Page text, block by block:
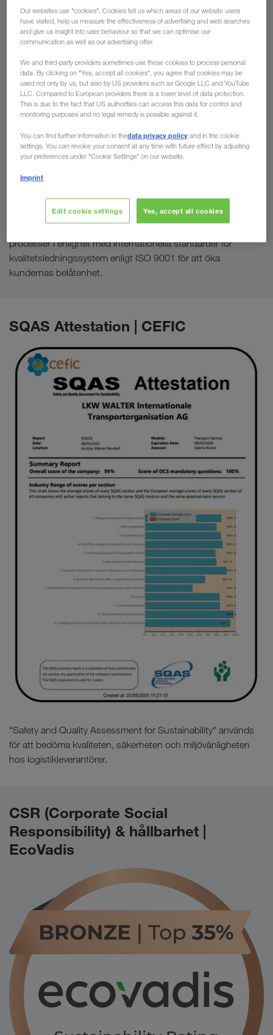
processer i enlighet med internationella standarder för
kvalitetsledningssystem enligt ISO 9001 för att öka
kundernas belåtenhet.
SQAS Attestation | CEFIC
"Safety and Quality Assessment for Sustainability" används
för att bedöma kvaliteten, säkerheten och miljövänligheten
hos logistikleverantörer.
CSR (Corporate Social
Responsibility) & hållbarhet |
EcoVadis
Our websites use "cookies". Cookies tell us which areas of our website users
have visited, help us measure the effectiveness of advertising and web searches
and give us insight into user behaviour so that we can optimise our
communication as well as our advertising offer.
We and third-party providers sometimes use these cookies to process personal
data. By clicking on "Yes, accept all cookies", you agree that cookies may be
used not only by us, but also by US providers such as Google LLC and YouTube
LLC. Compared to European providers there is a lower level of data protection.
This is due to the fact that US authorities can access this data for control and
monitoring purposes and no legal remedy is possible against it.
You can find further information in thedata privacy policy and in the cookie
settings. You can revoke your consent at any time with future effect by adjusting
your preferences under "Cookie Settings" on our website.
Imprint
Edit cookie settings Yes, accept all cookies